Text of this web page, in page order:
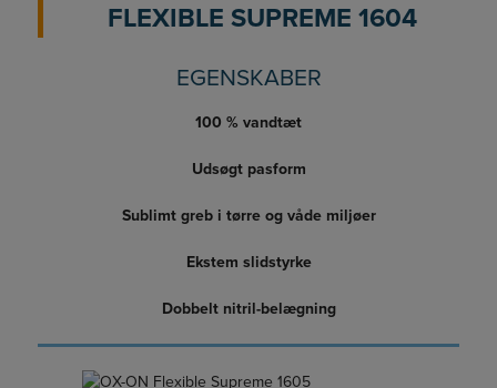
FLEXIBLE SUPREME 1604
EGENSKABER
100 % vandtæt
Udsøgt pasform
Sublimt greb i tørre og våde miljøer
Ekstem slidstyrke
Dobbelt nitril-belægning